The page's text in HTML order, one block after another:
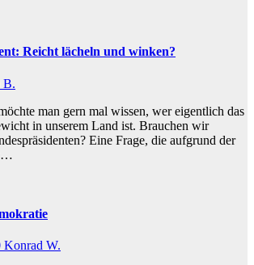
Reicht lächeln und winken?
B.
man gern mal wissen, wer eigentlich das
in unserem Land ist. Brauchen wir
Eine Frage, die aufgrund der
Konrad W.